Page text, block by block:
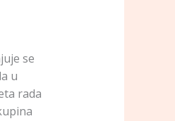
se
u
rada